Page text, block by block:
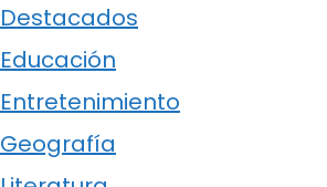
Destacados
Educación
Entretenimiento
Geografía